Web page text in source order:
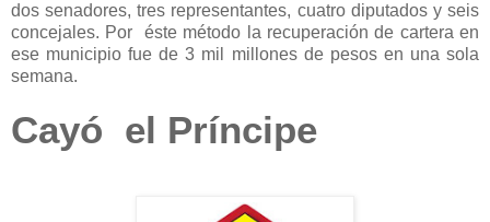
dos senadores, tres representantes, cuatro diputados y seis
concejales. Por éste método la recuperación de cartera en
ese municipio fue de 3 mil millones de pesos en una sola
semana.
Cayó el Príncipe